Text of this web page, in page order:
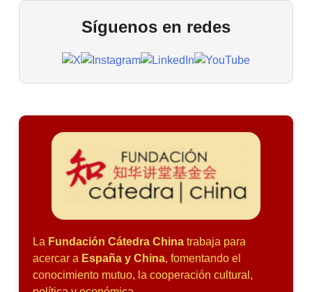
Síguenos en redes
La Fundación Cátedra China trabaja para
acercar a España y China, fomentando el
conocimiento mutuo, la cooperación cultural,